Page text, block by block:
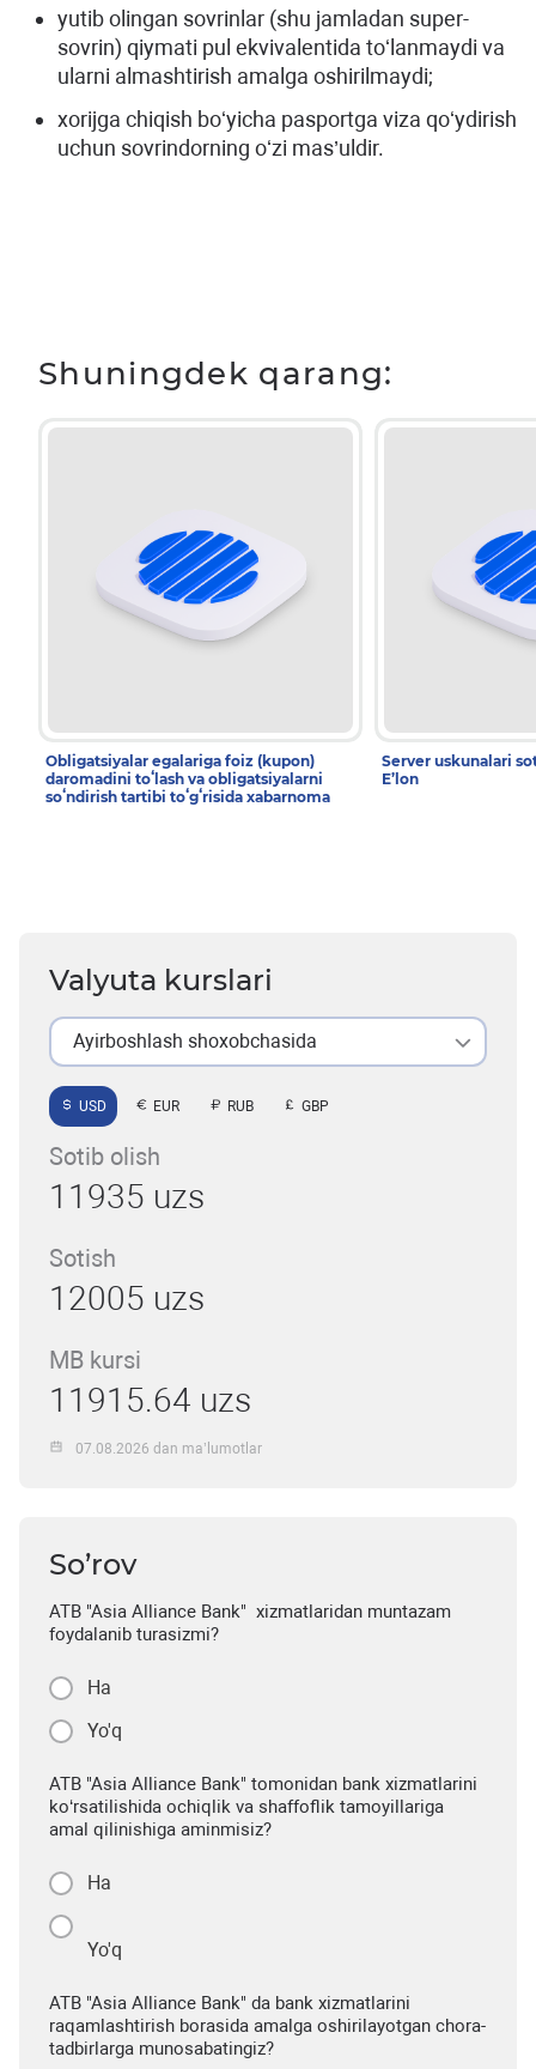
yutib olingan sovrinlar (shu jamladan super-
sovrin) qiymati pul ekvivalentida toʻlanmaydi va
ularni almashtirish amalga oshirilmaydi;
xorijga chiqish boʻyicha pasportga viza qoʻydirish
uchun sovrindorning oʻzi mas’uldir.
Shuningdek qarang:
Obligatsiyalar egalariga foiz (kupon)
daromadini toʻlash va obligatsiyalarni
soʻndirish tartibi toʻgʻrisida xabarnoma
Server uskunalari
E’lon
Valyuta kurslari
Ayirboshlash shoxobchasida
USD EUR RUB GBP
Sotib olish
11935 uzs
Sotish
12005 uzs
MB kursi
11915.64 uzs
07.08.2026 dan ma’lumotlar
So’rov
ATB "Asia Alliance Bank" xizmatlaridan muntazam
foydalanib turasizmi?
Ha
Yo'q
ATB "Asia Alliance Bank" tomonidan bank xizmatlarini
ko‘rsatilishida ochiqlik va shaffoflik tamoyillariga
amal qilinishiga aminmisiz?
Ha
Yo'q
ATB "Asia Alliance Bank" da bank xizmatlarini
raqamlashtirish borasida amalga oshirilayotgan chora-
tadbirlarga munosabatingiz?